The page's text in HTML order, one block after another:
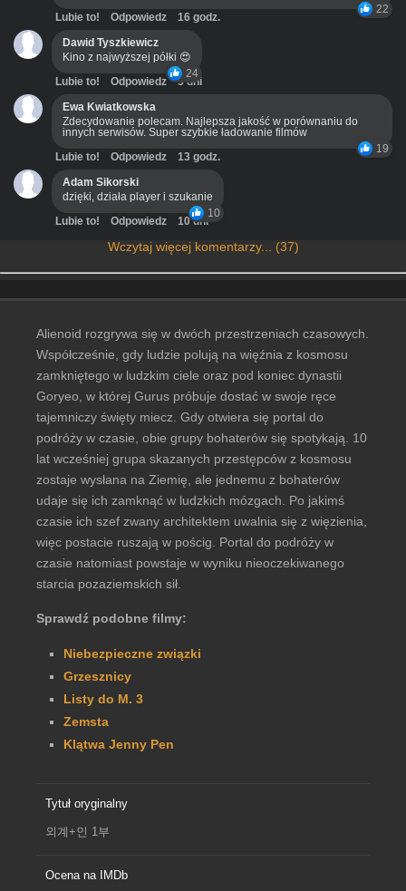
22
Lubie to! Odpowiedz
16 godz.
Dawid Tyszkiewicz
Kino z najwyższej półki 😍
24
Lubie to! Odpowiedz
3 dni
Ewa Kwiatkowska
Zdecydowanie polecam. Najlepsza jakość w porównaniu do
innych serwisów. Super szybkie ładowanie filmów
19
Lubie to! Odpowiedz
13 godz.
Adam Sikorski
dzięki, działa player i szukanie
10
Lubie to! Odpowiedz 10 dni
Wczytaj więcej komentarzy... (37)
Alienoid rozgrywa się w dwóch przestrzeniach czasowych.
Współcześnie, gdy ludzie polują na więźnia z kosmosu
zamkniętego w ludzkim ciele oraz pod koniec dynastii
Goryeo, w której Gurus próbuje dostać w swoje ręce
tajemniczy święty miecz. Gdy otwiera się portal do
podróży w czasie, obie grupy bohaterów się spotykają. 10
lat wcześniej grupa skazanych przestępców z kosmosu
zostaje wysłana na Ziemię, ale jednemu z bohaterów
udaje się ich zamknąć w ludzkich mózgach. Po jakimś
czasie ich szef zwany architektem uwalnia się z więzienia,
więc postacie ruszają w pościg. Portal do podróży w
czasie natomiast powstaje w wyniku nieoczekiwanego
starcia pozaziemskich sił.
Sprawdź podobne filmy:
Niebezpieczne związki
Grzesznicy
Listy do M. 3
Zemsta
Klątwa Jenny Pen
Tytuł oryginalny
외계+인 1부
Ocena na IMDb